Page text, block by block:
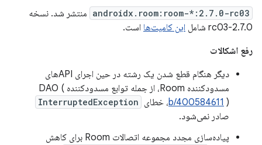
androidx.room:room-*:2.7.0-rc03 منتشر شد. نسخه
2.7.0-rc03 شامل
این کامیت‌ها است.
رفع اشکالات
دیگر هنگام قطع شدن یک رشته در حین اجرای APIهای
مسدودکننده Room، از جمله توابع مسدودکننده DAO (
b/400584611 )، خطای InterruptedException
صادر نمی‌شود.
پیاده‌سازی مجدد مجموعه اتصالات Room برای کاهش